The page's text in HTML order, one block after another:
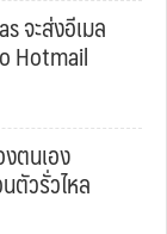
จะส่งอีเมล
Hotmail
ตนเอง
ตัวรั่วไหล